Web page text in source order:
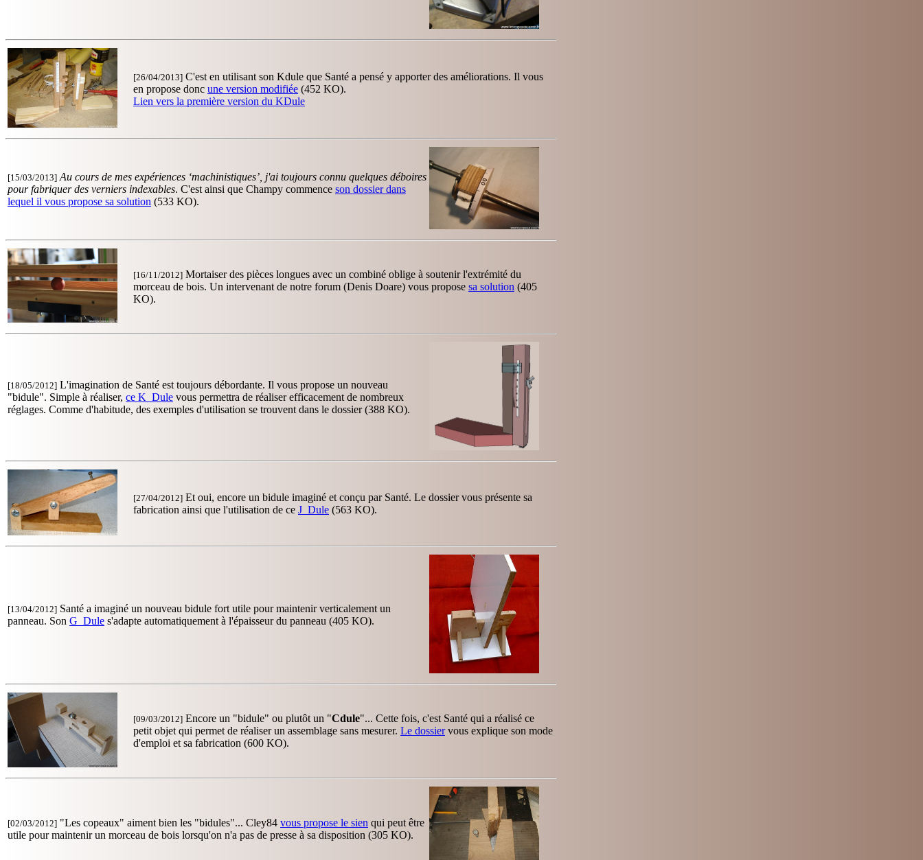
[26/04/2013] C'est en utilisant son Kdule que Santé a pensé y apporter des améliorations. Il vous
en propose donc une version modifiée (452 KO).
Lien vers la première version du KDule
[15/03/2013] Au cours de mes expériences ‘machinistiques’, j'ai toujours connu quelques déboires
pour fabriquer des verniers indexables. C'est ainsi que Champy commence son dossier dans
lequel il vous propose sa solution (533 KO).
[16/11/2012] Mortaiser des pièces longues avec un combiné oblige à soutenir l'extrémité du
morceau de bois. Un intervenant de notre forum (Denis Doare) vous propose sa solution (405
KO).
[18/05/2012] L'imagination de Santé est toujours débordante. Il vous propose un nouveau
"bidule". Simple à réaliser, ce K_Dule vous permettra de réaliser efficacement de nombreux
réglages. Comme d'habitude, des exemples d'utilisation se trouvent dans le dossier (388 KO).
[27/04/2012] Et oui, encore un bidule imaginé et conçu par Santé. Le dossier vous présente sa
fabrication ainsi que l'utilisation de ce J_Dule (563 KO).
[13/04/2012] Santé a imaginé un nouveau bidule fort utile pour maintenir verticalement un
panneau. Son G_Dule s'adapte automatiquement à l'épaisseur du panneau (405 KO).
[09/03/2012] Encore un "bidule" ou plutôt un "Cdule"... Cette fois, c'est Santé qui a réalisé ce
petit objet qui permet de réaliser un assemblage sans mesurer. Le dossiervous explique son mode
d'emploi et sa fabrication (600 KO).
[02/03/2012] "Les copeaux" aiment bien les "bidules"... Cley84 vous propose le sien qui peut être
utile pour maintenir un morceau de bois lorsqu'on n'a pas de presse à sa disposition (305 KO).